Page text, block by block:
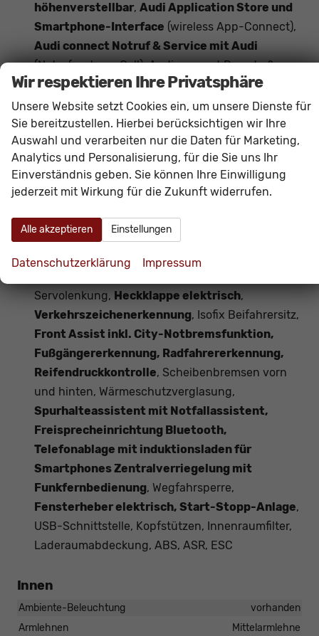
höhenverstellbar, Audi Application Store und
Smartphone-Interface (wireless App-Connect),
Audi connect Notruf & Service mit Audi
(Notrufsystem eCall), Audi connect Remote &
Control,Audi virtual Cockpit plus(11,9 Zoll
Farbdisplay, Bordcomputer), MMI experience
plus, Audi connect Navigation & Infotainment,
Audi Soundsystem(10 Lautsprecher inkl.
Centerspeaker und Subwoofer),Digitaler
Radioempfang DAB+, MMI Radio-
Navigationssystem plus mit MMI touch
(Touchscreen),Audi drive select
(Fahrmodusauswahl),Ausweichassistent,
Abbiegeassistent
Einparkhilfe plus mit
Servolenkung, Heckklappe elektrisch,
Verkehrszeichenerkennung, Isofix Beifahrersitz,
Front Assist inkl. City-Notbremsfunktion,
Fußgängererkennung, Radfahrererkennung,
Reifendruckkontrolle, Scheibenbremsen vorn
und hinten, Wärmeschutzverglasung,
Spurhalteassistent mit Notfallassistent,
Freisprecheinrichtung Bluetooth,
Telefonablage mit induktionsladen für
Smartphones Zentralverriegelung mit
Funkfernbedienung, Wegfahrsperre,
Fensterheber elektrisch, Start-Stopp-Anlage,
USB-Schnittstelle, Kopfstützen, Innenraumfilter,
Laderaumabdeckung, ABS, ASR, ESC
Innen
Ambiente-Beleuchtung
vorhanden
Armlehnen
Mittelarmlehne
Wir respektieren Ihre Privatsphäre
Unsere Website setzt Cookies ein, um unsere Dienste für
Sie bereitzustellen. Hierbei berücksichtigen wir Ihre
Auswahl und verarbeiten nur die Daten für Marketing,
Analytics und Personalisierung, für die Sie uns Ihr
Einverständnis geben. Sie können Ihre Einwilligung
jederzeit mit Wirkung für die Zukunft widerrufen.
Alle akzeptieren Einstellungen
Datenschutzerklärung Impressum